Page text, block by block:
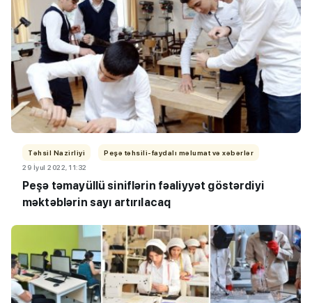
Təhsil Nazirliyi
Peşə təhsili-faydalı məlumat və xəbərlər
29 İyul 2022, 11:32
Peşə təmayüllü siniflərin fəaliyyət göstərdiyi
məktəblərin sayı artırılacaq